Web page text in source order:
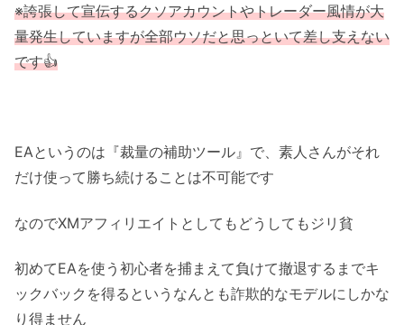
※誇張して宣伝するクソアカウントやトレーダー風情が大
量発生していますが全部ウソだと思っといて差し支えない
です👍
EAというのは『裁量の補助ツール』で、素人さんがそれ
だけ使って勝ち続けることは不可能です
なのでXMアフィリエイトとしてもどうしてもジリ貧
初めてEAを使う初心者を捕まえて負けて撤退するまでキ
ックバックを得るというなんとも詐欺的なモデルにしかな
り得ません